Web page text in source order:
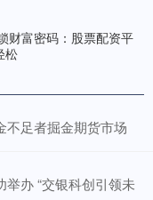
财富密码：股票配资平
松
不足者掘金期货市场
办 “交银科创引领未